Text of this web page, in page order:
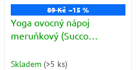
89 Kč –15 %
Yoga ovocný nápoj
meruňkový (Succo
Skladem (>5 ks)